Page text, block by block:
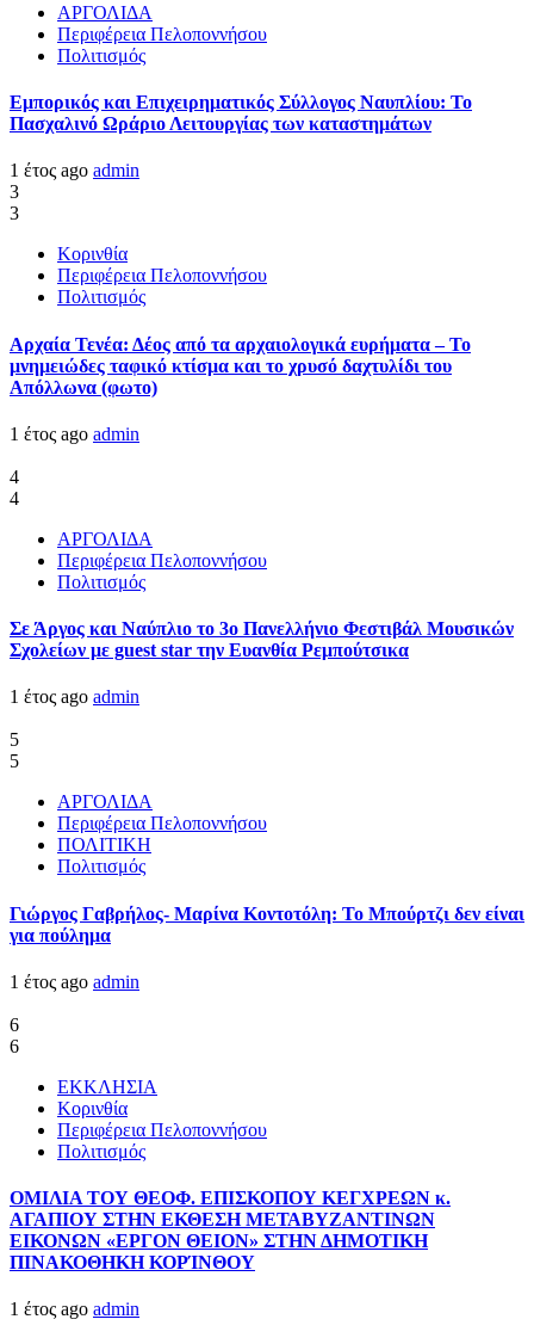
ΑΡΓΟΛΙΔΑ
Περιφέρεια Πελοποννήσου
Πολιτισμός
Εμπορικός και Επιχειρηματικός Σύλλογος Ναυπλίου: Το
Πασχαλινό Ωράριο Λειτουργίας των καταστημάτων
1 έτος ago admin
3
3
Κορινθία
Περιφέρεια Πελοποννήσου
Πολιτισμός
Αρχαία Τενέα: Δέος από τα αρχαιολογικά ευρήματα – Το
μνημειώδες ταφικό κτίσμα και το χρυσό δαχτυλίδι του
Απόλλωνα (φωτο)
1 έτος ago admin
4
4
ΑΡΓΟΛΙΔΑ
Περιφέρεια Πελοποννήσου
Πολιτισμός
Σε Άργος και Ναύπλιο το 3ο Πανελλήνιο Φεστιβάλ Μουσικών
Σχολείων με guest star την Ευανθία Ρεμπούτσικα
1 έτος ago admin
5
5
ΑΡΓΟΛΙΔΑ
Περιφέρεια Πελοποννήσου
ΠΟΛΙΤΙΚΗ
Πολιτισμός
Γιώργος Γαβρήλος- Μαρίνα Κοντοτόλη: Το Μπούρτζι δεν είναι
για πούλημα
1 έτος ago admin
6
6
ΕΚΚΛΗΣΙΑ
Κορινθία
Περιφέρεια Πελοποννήσου
Πολιτισμός
ΟΜΙΛΙΑ ΤΟΥ ΘΕΟΦ. ΕΠΙΣΚΟΠΟΥ ΚΕΓΧΡΕΩΝ κ.
ΑΓΑΠΙΟΥ ΣΤΗΝ ΕΚΘΕΣΗ ΜΕΤΑΒΥΖΑΝΤΙΝΩΝ
ΕΙΚΟΝΩΝ «ΕΡΓΟΝ ΘΕΙΟΝ» ΣΤΗΝ ΔΗΜΟΤΙΚΗ
ΠΙΝΑΚΟΘΗΚΗ ΚΟΡΊΝΘΟΥ
1 έτος ago admin